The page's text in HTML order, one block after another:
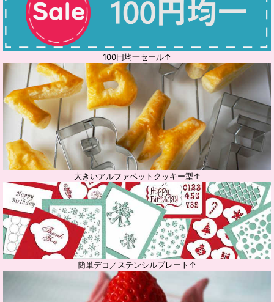
100円均一セール↑
大きいアルファベットクッキー型↑
簡単デコ／ステンシルプレート↑